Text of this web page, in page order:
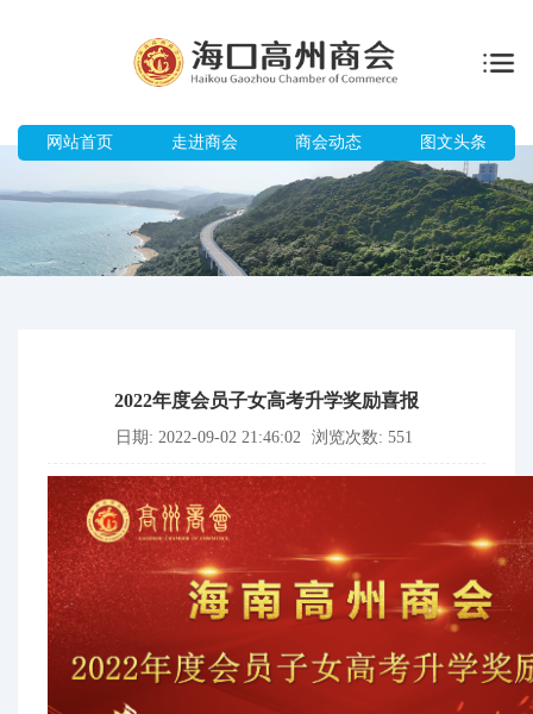
网站首页 走进商会 商会动态 图文头条
2022年度会员子女高考升学奖励喜报
日期: 2022-09-02 21:46:02 浏览次数: 551